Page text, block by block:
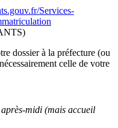
Services-
dossier à la préfecture (ou
celle de votre
midi (mais accueil